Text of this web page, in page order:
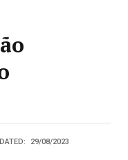
29/08/2023